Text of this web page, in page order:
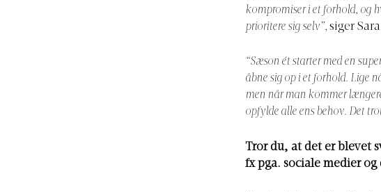
kompromiser i et forhold, og
prioritere sig selv”, siger
“Sæson ét starter med en
åbne sig op i et forhold. Lige
men når man kommer
opfylde alle ens behov. Det
Tror du, at det er blevet
fx pga. sociale medier og